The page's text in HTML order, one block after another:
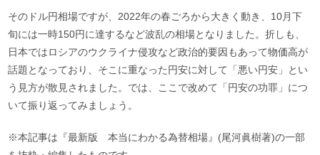
そのドル円相場ですが、2022年の春ごろから大きく動き、10月下
旬には一時150円に達するなど波乱の相場となりました。折しも、
日本ではロシアのウクライナ侵攻など政治的要因もあって物価高が
話題となっており、そこに重なった円安に対して「悪い円安」とい
う見方が散見されました。では、ここで改めて「円安の功罪」につ
いて振り返ってみましょう。
※本記事は『最新版 本当にわかる為替相場』(尾河眞樹著)の一部